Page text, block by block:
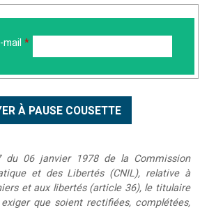
mail *
du 06 janvier 1978 de la Commission
et des Libertés (CNIL), relative à
et aux libertés (article 36), le titulaire
que soient rectifiées, complétées,